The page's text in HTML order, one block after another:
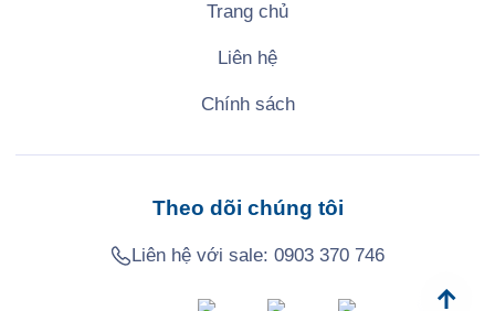
Trang chủ
Liên hệ
Chính sách
Theo dõi chúng tôi
Liên hệ với sale:0903 370 746